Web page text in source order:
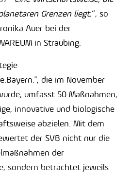
Grenzen liegt.“, so
Auer bei der
in Straubing.
die im November
umfasst 50 Maßnahmen,
innovative und biologische
abzielen. Mit dem
der SVB nicht nur die
der
sondern betrachtet jeweils